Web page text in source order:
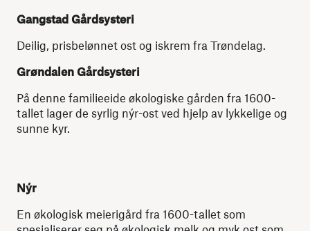
Gangstad Gårdsysteri
Deilig, prisbelønnet ost og iskrem fra Trøndelag.
Grøndalen Gårdsysteri
På denne familieeide økologiske gården fra 1600-
tallet lager de syrlig nýr-ost ved hjelp av lykkelige og
sunne kyr.
Nýr
En økologisk meierigård fra 1600-tallet som